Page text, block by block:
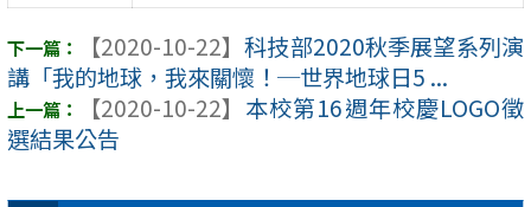
【2020-10-22】 科技部2020秋季展望系列演
講「我的地球，我來關懷！─世界地球日5 ...
【2020-10-22】 本校第16週年校慶LOGO徵
選結果公告